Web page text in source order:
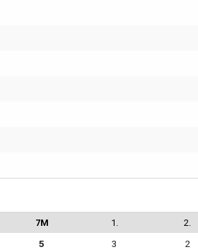
7M 1. 2.
5 3
2